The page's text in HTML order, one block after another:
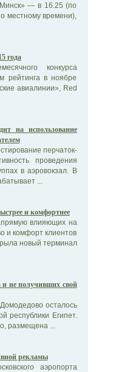
— в 16.25 (по
местному времени),
года
конкурса
рейтинга в ноябре
авиалинии», Red
на использование
перчаток-
проведения
в аэровокзал. В
...
и комфортнее
влияющих на
и комфорт клиентов
новый терминал
не получивших свой
осталось
республики Египет.
размещена ...
рекламы
аэропорта